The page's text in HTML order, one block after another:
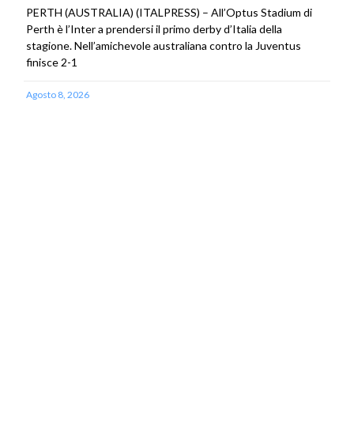
PERTH (AUSTRALIA) (ITALPRESS) – All’Optus Stadium di
Perth è l’Inter a prendersi il primo derby d’Italia della
stagione. Nell’amichevole australiana contro la Juventus
finisce 2-1
Agosto 8, 2026